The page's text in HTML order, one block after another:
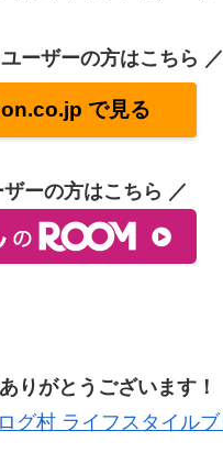
ーザーの方はこちら ／
で見る
ーの方はこちら ／
りがとうございます！